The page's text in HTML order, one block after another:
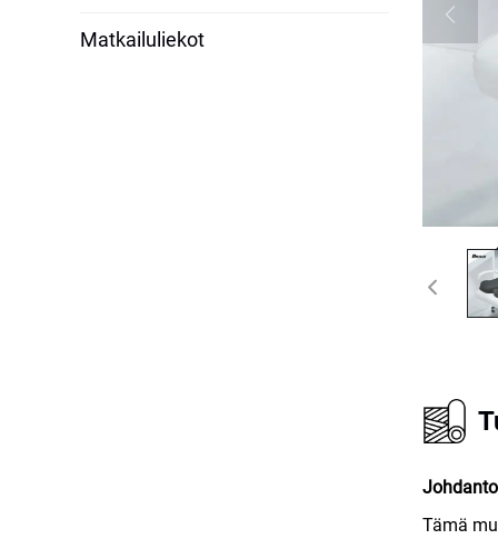
Matkailuliekot
Johdanto
Tämä